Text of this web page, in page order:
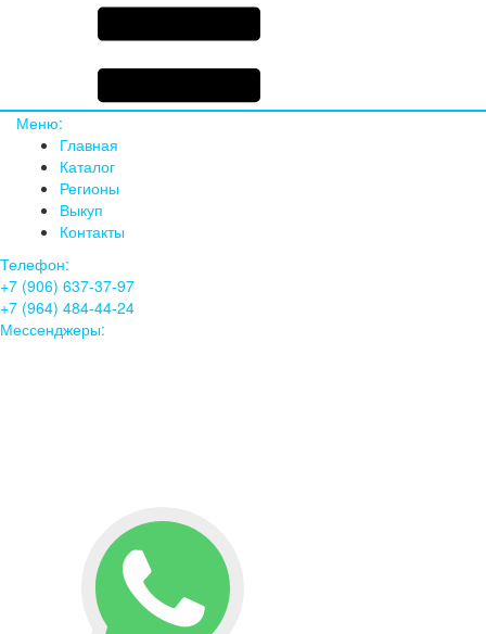
Меню:
Главная
Каталог
Регионы
Выкуп
Контакты
Телефон:
+7 (906) 637-37-97
+7 (964) 484-44-24
Мессенджеры: